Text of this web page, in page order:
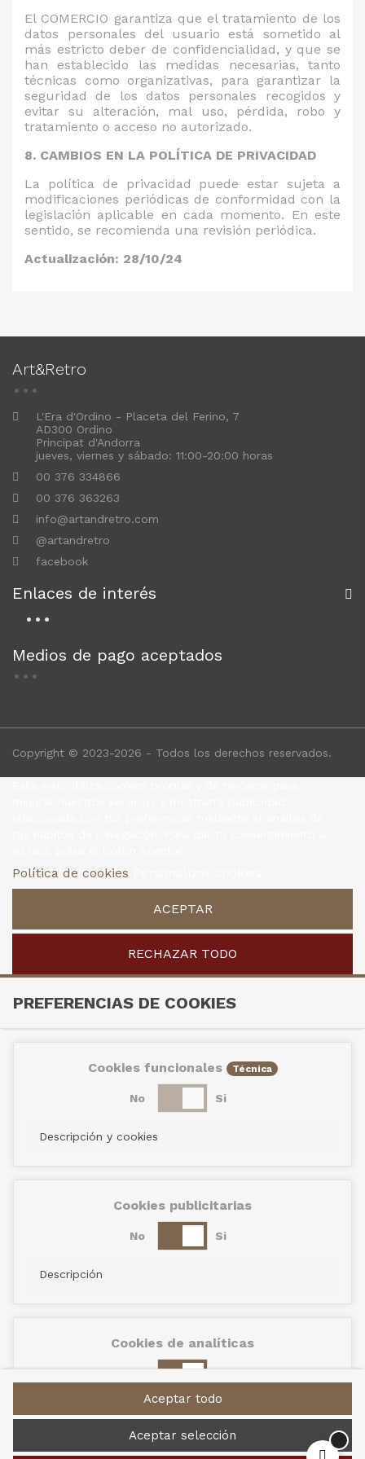
El COMERCIO garantiza que el tratamiento de los
datos personales del usuario está sometido al
más estricto deber de confidencialidad, y que se
han establecido las medidas necesarias, tanto
técnicas como organizativas, para garantizar la
seguridad de los datos personales recogidos y
evitar su alteración, mal uso, pérdida, robo y
tratamiento o acceso no autorizado.
8. CAMBIOS EN LA POLÍTICA DE PRIVACIDAD
La política de privacidad puede estar sujeta a
modificaciones periódicas de conformidad con la
legislación aplicable en cada momento. En este
sentido, se recomienda una revisión periódica.
Actualización: 28/10/24
Art&Retro
L'Era d'Ordino - Placeta del Ferino, 7
AD300 Ordino
Principat d'Andorra
jueves, viernes y sábado: 11:00-20:00 horas
00 376 334866
00 376 363263
info@artandretro.com
@artandretro
facebook
Enlaces de interés
Medios de pago aceptados
Copyright © 2023-2026 - Todos los derechos reservados.
Política de cookies
RECHAZAR TODO
ACEPTAR
PREFERENCIAS DE COOKIES
Cookies funcionales Técnica
No Si
Descripción y cookies
Cookies publicitarias
No Si
Descripción
Cookies de analíticas
Aceptar selección
Aceptar todo